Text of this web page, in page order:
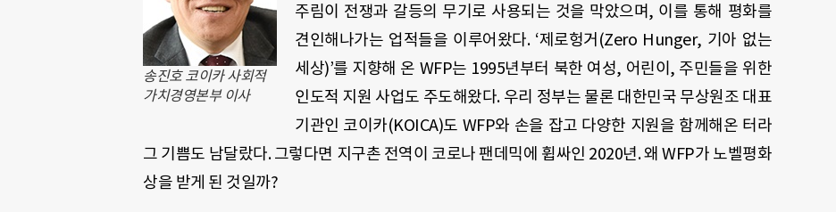
송진호 코이카 사회적
가치경영본부 이사
주림이 전쟁과 갈등의 무기로 사용되는 것을 막았으며, 이를 통해 평화를
견인해나가는 업적들을 이루어왔다. ‘제로헝거 (Zero Hunger, 기아 없는
세상)’를 지향해 온 WFP는 1995년부터 북한 여성, 어린이 , 주민들을 위한
인도적 지원 사업도 주도해왔다. 우리 정부는 물론 대한민국 무상원조 대표
기관인 코이카(KOICA)도 WFP와 손을 잡고 다양한 지원을 함께해온 터라
그 기쁨도 남달랐다.그렇다면 지구촌 전역이 코로나 팬데믹에 휩싸인 2020년.왜WFP가 노벨평화
상을 받게 된 것일까?